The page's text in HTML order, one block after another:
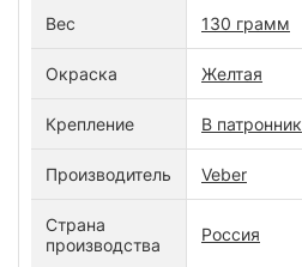
Вес 130 грамм
Окраска Желтая
Крепление В патронник
Производитель Veber
Страна
производства
Россия